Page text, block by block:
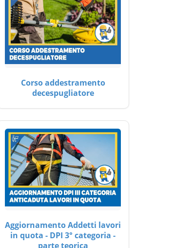
Corso addestramento
decespugliatore
Aggiornamento Addetti lavori
in quota - DPI 3° categoria -
parte teorica